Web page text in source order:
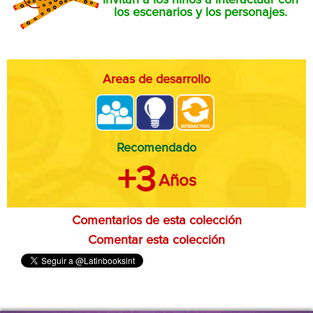
los escenarios y los personajes.
Areas de desarrollo
Recomendado
+3Años
Comentarios de esta colección
Comentar esta colección